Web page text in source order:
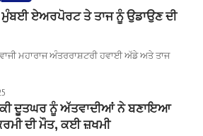
ਏਅਰਪੋਰਟ ਤੇ ਤਾਜ ਨੂੰ ਉਡਾਉਣ ਦੀ
ਮਹਾਰਾਜ ਅੰਤਰਰਾਸ਼ਟਰੀ ਹਵਾਈ ਅੱਡੇ ਅਤੇ ਤਾਜ
ਦੂਤਘਰ ਨੂੰ ਅੱਤਵਾਦੀਆਂ ਨੇ ਬਣਾਇਆ
ਦੀ ਮੌਤ, ਕਈ ਜ਼ਖਮੀ